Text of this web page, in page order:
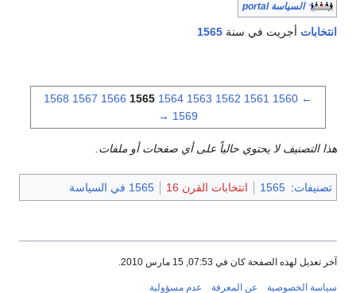
السياسة portal
انتخابات أجريت في سنة 1565
←
1560
1561
1562
1563
1564
1565
1566
1567
1568
1569
→
هذا التصنيف لا يحتوي حالياً على أي صفحات أو ملفات.
تصنيفات:
1565 انتخابات القرن 16 1565 في السياسة
آخر تعديل لهذه الصفحة كان في 07:53, 15 مارس 2010.
سياسة الخصوصية عن المعرفة عدم مسؤولية